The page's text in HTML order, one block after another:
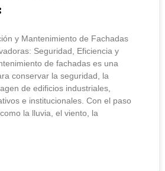
y Mantenimiento de Fachadas
Seguridad, Eficiencia y
de fachadas es una
conservar la seguridad, la
de edificios industriales,
e institucionales. Con el paso
la lluvia, el viento, la